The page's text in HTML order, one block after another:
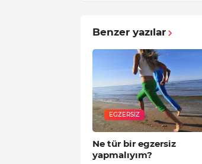
Benzer yazılar
EGZERSIZ
Ne tür bir egzersiz
yapmalıyım?